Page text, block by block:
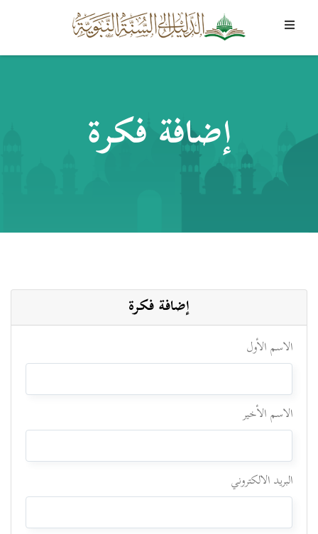
إضافة فكرة
إضافة فكرة
الاسم الأول
الاسم الأخير
البريد الالكتروني